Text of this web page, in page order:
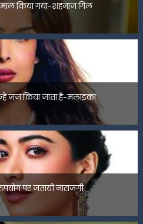
किया गया-शहनाज गिल
जज किया जाता है-मलाइका
पर जतायी नाराजगी